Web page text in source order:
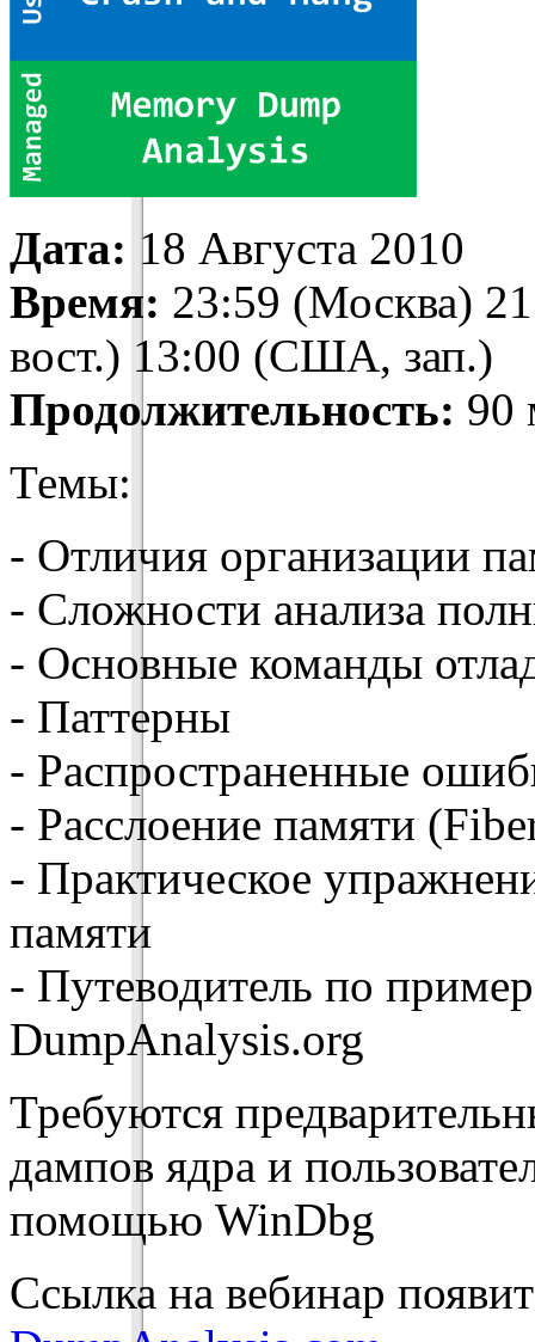
Дата: 18 Августа 2010
Время: 23:59 (Москва)
вост.) 13:00 (США, зап.)
Продолжительность: 90
Темы:
- Отличия организации
- Сложности анализа
- Основные команды
- Паттерны
- Распространенные
- Расслоение памяти
- Практическое
памяти
- Путеводитель по
DumpAnalysis.org
Требуются
дампов ядра и
помощью WinDbg
Ссылка на вебинар